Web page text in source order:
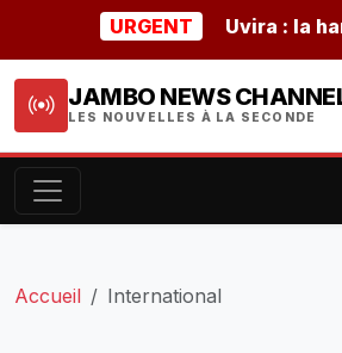
URGENT Uvira : la
JAMBO NEWS
LES NOUVELLES À LA SECONDE
Accueil International